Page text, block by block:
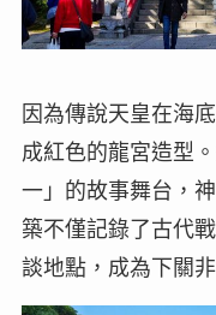
因為傳說天皇在海
成紅色的龍宮造型
一」的故事舞台，
築不僅記錄了古代
談地點，成為下關